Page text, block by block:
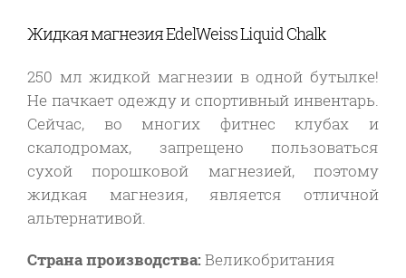
Жидкая магнезия EdelWeiss Liquid Chalk
250 мл жидкой магнезии в одной бутылке!
Не пачкает одежду и спортивный инвентарь.
Сейчас, во многих фитнес клубах и
скалодромах, запрещено пользоваться
сухой порошковой магнезией, поэтому
жидкая магнезия, является отличной
альтернативой.
Страна производства:Великобритания